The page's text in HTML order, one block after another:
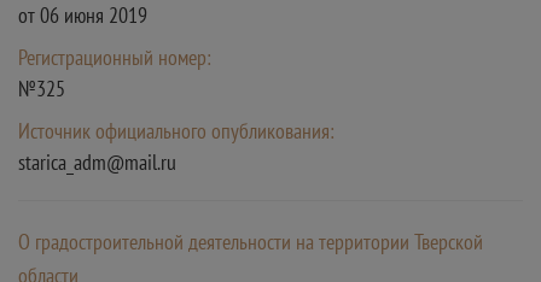
от 06 июня 2019
Регистрационный номер:
№325
Источник официального опубликования:
starica_adm@mail.ru
О градостроительной деятельности на территории Тверской
области